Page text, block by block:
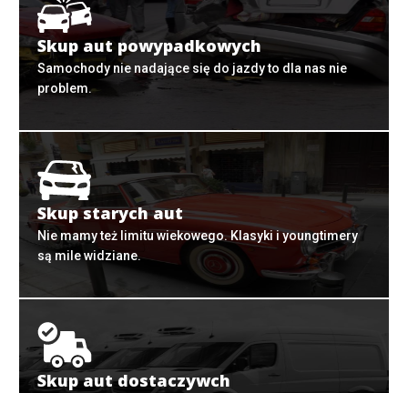
Skup aut powypadkowych
Samochody nie nadające się do jazdy to dla nas nie
problem.
Skup starych aut
Nie mamy też limitu wiekowego. Klasyki i youngtimery
są mile widziane.
Skup aut dostaczywch